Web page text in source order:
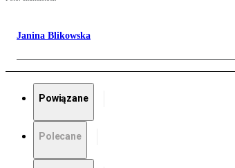
Janina Blikowska
Powiązane
Polecane